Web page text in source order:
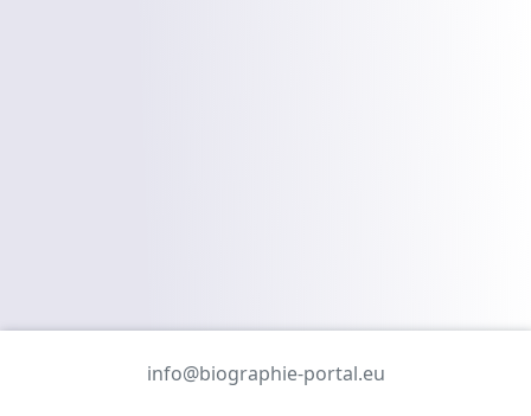
info@biographie-portal.eu